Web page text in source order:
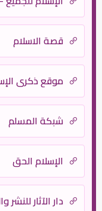
قصة الاسلام
موقع ذكرى
شبكة المسلم
الإسلام الحق
دار الآثار للنشر